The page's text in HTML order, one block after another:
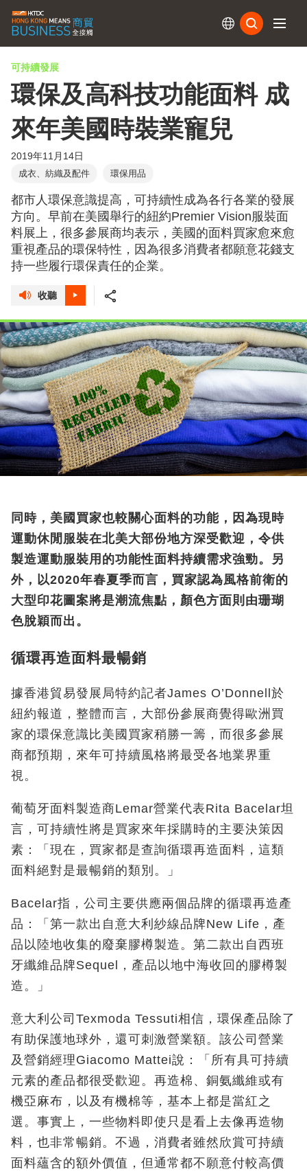
可持續發展
環保及高科技功能面料 成
來年美國時裝業寵兒
2019年11月14日
成衣、紡織及配件 環保用品
都市人環保意識提高，可持續性成為各行各業的發展
方向。早前在美國舉行的紐約Premier Vision服裝面
料展上，很多參展商均表示，美國的面料買家愈來愈
重視產品的環保特性，因為很多消費者都願意花錢支
持一些履行環保責任的企業。
收聽
同時，美國買家也較關心面料的功能，因為現時
運動休閒服裝在北美大部份地方深受歡迎，令供
製造運動服裝用的功能性面料持續需求強勁。另
外，以2020年春夏季而言，買家認為風格前衛的
大型印花圖案將是潮流焦點，顏色方面則由珊瑚
色脫穎而出。
循環再造面料最暢銷
據香港貿易發展局特約記者James O’Donnell於
紐約報道，整體而言，大部份參展商覺得歐洲買
家的環保意識比美國買家稍勝一籌，而很多參展
商都預期，來年可持續風格將最受各地業界重
視。
葡萄牙面料製造商Lemar營業代表Rita Bacelar坦
言，可持續性將是買家來年採購時的主要決策因
素：「現在，買家都是查詢循環再造面料，這類
面料絕對是最暢銷的類別。」
Bacelar指，公司主要供應兩個品牌的循環再造產
品：「第一款出自意大利紗線品牌New Life，產
品以陸地收集的廢棄膠樽製造。第二款出自西班
牙纖維品牌Sequel，產品以地中海收回的膠樽製
造。」
意大利公司Texmoda Tessuti相信，環保產品除了
有助保護地球外，還可刺激營業額。該公司營業
及營銷經理Giacomo Mattei說：「所有具可持續
元素的產品都很受歡迎。再造棉、銅氨纖維或有
機亞麻布，以及有機棉等，基本上都是當紅之
選。事實上，一些物料即使只是看上去像再造物
料，也非常暢銷。不過，消費者雖然欣賞可持續
面料蘊含的額外價值，但通常都不願意付較高價